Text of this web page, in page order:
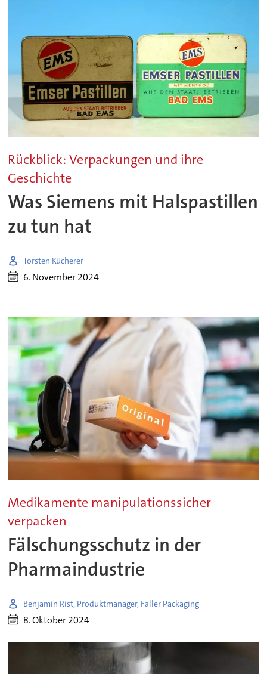
Rückblick: Verpackungen und ihre
Geschichte
Was Siemens mit Halspastillen
zu tun hat
Torsten Kücherer
6. November 2024
Medikamente manipulationssicher
verpacken
Fälschungsschutz in der
Pharmaindustrie
Benjamin Rist, Produktmanager, Faller Packaging
8. Oktober 2024